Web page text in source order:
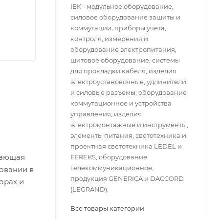
в
и
IEK - модульное оборудование,
силовое оборудование защиты и
коммутации, приборы учета,
контроля, измерения и
оборудование электропитания,
щитовое оборудование, системы
для прокладки кабеля, изделия
электроустановочные, удлинители
и силовые разъемы, оборудование
коммутационное и устройства
управления, изделия
электромонтажные и инструменты,
элементы питания, светотехника и
проектная светотехника LEDEL и
FEREKS, оборудование
телекоммуникационное,
продукция GENERICA и DACCORD
(LEGRAND).
Все товары категории